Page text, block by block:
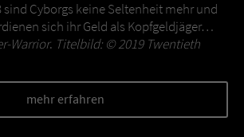
sind Cyborgs keine Seltenheit mehr und
sich ihr Geld als Kopfgeldjäger…
Warrior. Titelbild: © 2019 Twentieth
mehr erfahren